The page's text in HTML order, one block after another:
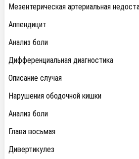
Мезентерическая артериальная
Аппендицит
Анализ боли
Дифференциальная диагностика
Описание случая
Нарушения ободочной кишки
Анализ боли
Глава восьмая
Дивертикулез